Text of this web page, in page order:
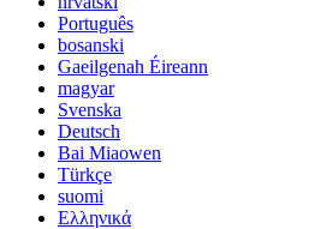
Português
bosanski
Gaeilgenah Éireann
magyar
Svenska
Deutsch
Bai Miaowen
Türkçe
suomi
Ελληνικά